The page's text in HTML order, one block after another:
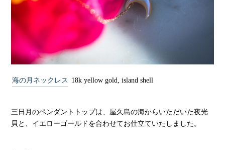
海の月ネックレス 18k yellow gold, island shell
三日月のペンダントトップは、屋久島の海からいただいた夜光
貝と、イエローゴールドを合わせてお仕立ていたしました。